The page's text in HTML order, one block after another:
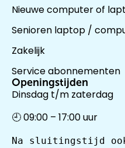
Nieuwe computer of
Senioren laptop /
Zakelijk
Service abonnementen
Openingstijden
Dinsdag t/m zaterdag
🕘 09:00 – 17:00 uur
Na sluitingstijd